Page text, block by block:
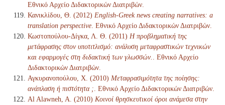
Εθνικό Αρχείο Διδακτορικών Διατριβών.
Κανικλίδου, Θ. (2012) English-Greek news creating narratives: a
translation perspective . Εθνικό Αρχείο Διδακτορικών Διατριβών.
Κωστοπούλου-Δίγκα, Λ. Θ. (2011) Η προβληματική της
μετάφρασης στον υποτιτλισμό: ανάλυση μεταφραστικών τεχνικών
και εφαρμογές στη διδακτική των γλωσσών.
. Εθνικό Αρχείο
Διδακτορικών Διατριβών.
Αγκυρανοπούλου, Χ. (2010) Μεταφρασιμότητα της ποίησης:
ανάπλαση ή πιστότητα ; . Εθνικό Αρχείο Διδακτορικών Διατριβών.
Al Alawneh, A. (2010) Κοινοί θρησκευτικοί όροι ανάμεσα στην